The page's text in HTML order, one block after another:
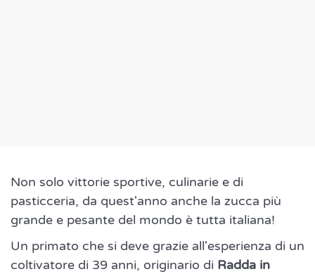
Non solo vittorie sportive, culinarie e di
pasticceria, da quest'anno anche la zucca più
grande e pesante del mondo è tutta italiana!
Un primato che si deve grazie all'esperienza di un
coltivatore di 39 anni, originario di Radda in